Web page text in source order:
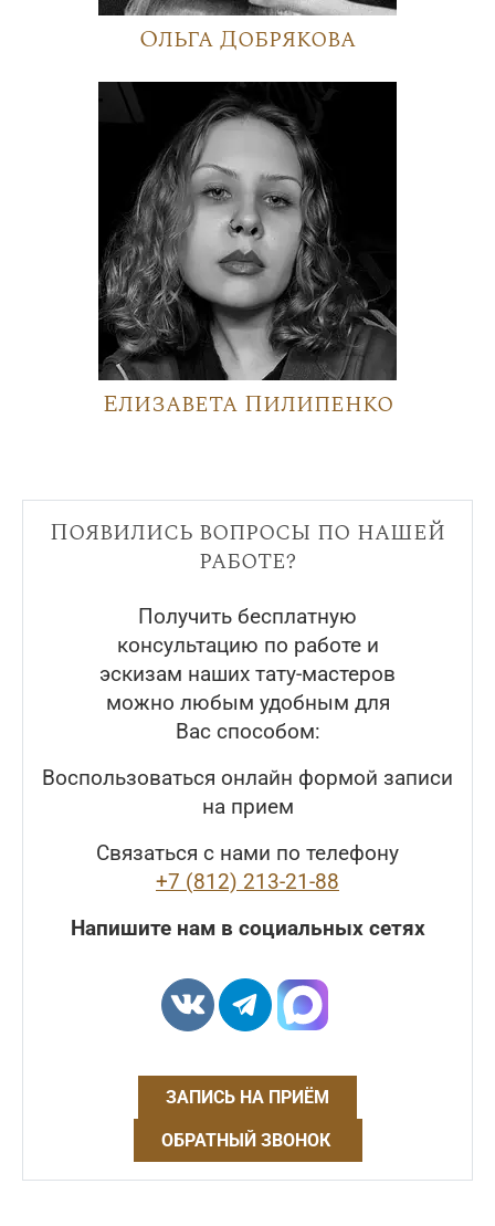
Ольга Добрякова
Елизавета Пилипенко
Появились вопросы по нашей
работе?
Получить бесплатную
консультацию по работе и
эскизам наших тату-мастеров
можно любым удобным для
Вас способом:
Воспользоваться онлайн формой записи
на прием
Связаться с нами по телефону
+7 (812) 213-21-88
Напишите нам в социальных сетях
ЗАПИСЬ НА ПРИЁМ
ОБРАТНЫЙ ЗВОНОК